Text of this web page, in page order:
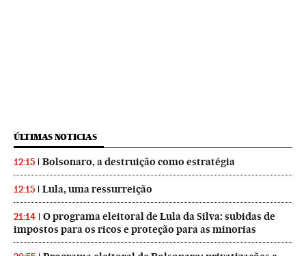
ÚLTIMAS NOTICIAS
12:15 Bolsonaro, a destruição como estratégia
12:15 Lula, uma ressurreição
21:14
O programa eleitoral de Lula da Silva: subidas de
impostos para os ricos e proteção para as minorias